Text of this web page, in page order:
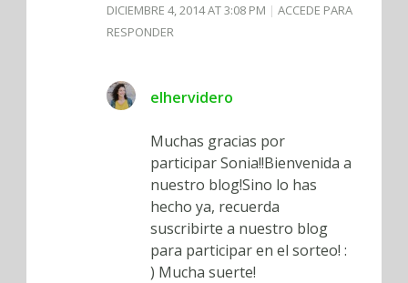
DICIEMBRE 4, 2014 AT 3:08 PM
ACCEDE PARA
RESPONDER
elhervidero
Muchas gracias por
participar Sonia!!Bienvenida a
nuestro blog!Sino lo has
hecho ya, recuerda
suscribirte a nuestro blog
para participar en el sorteo! :
) Mucha suerte!